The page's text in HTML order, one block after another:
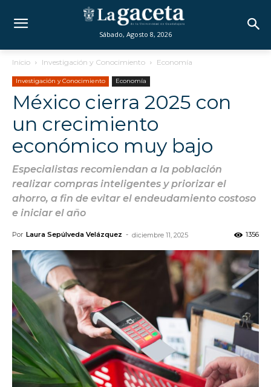
Sábado, Agosto 8, 2026
Inicio Investigación y Conocimiento Economía
Investigación y Conocimiento Economía
México cierra 2025 con
un crecimiento
económico muy bajo
Especialistas recomiendan a la población
realizar compras inteligentes y priorizar el
ahorro, a fin de evitar el endeudamiento costoso
e iniciar el año
Por Laura Sepúlveda Velázquez - diciembre 11, 2025 1356